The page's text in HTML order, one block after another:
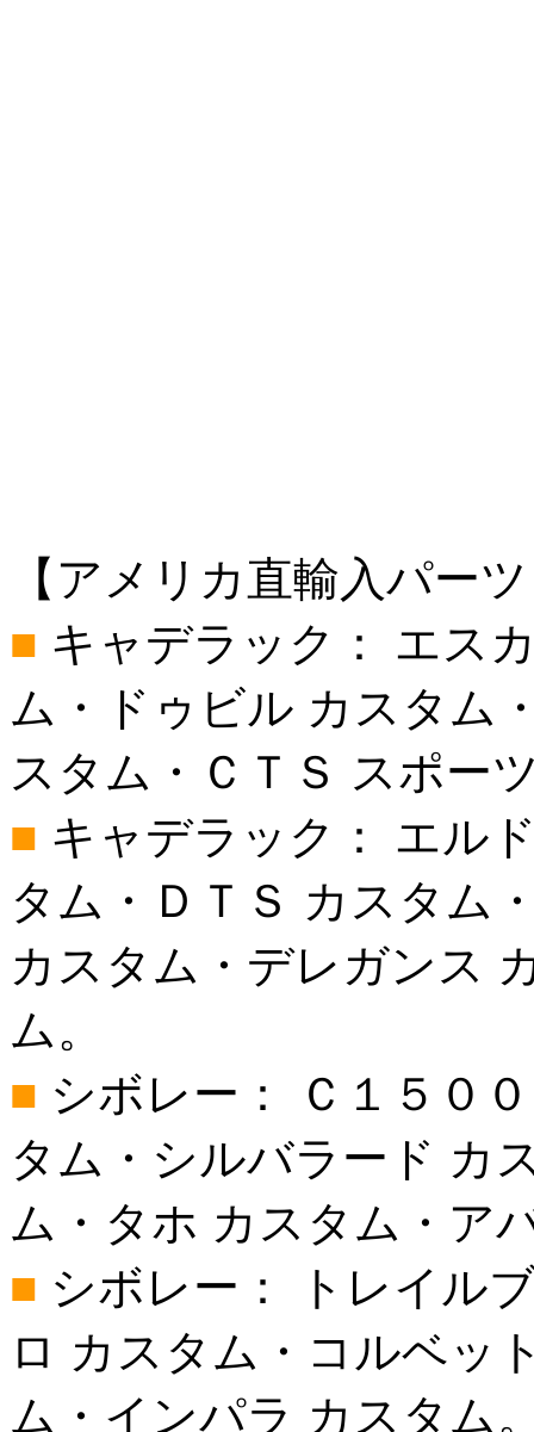
【アメリカ直輸入パー
■ キャデラック： エス
ム・ドゥビル カスタム
スタム・ＣＴＳ スポー
■ キャデラック： エル
タム・ＤＴＳ カスタム
カスタム・デレガンス
ム。
■ シボレー： Ｃ１５０
タム・シルバラード カ
ム・タホ カスタム・ア
■ シボレー： トレイル
ロ カスタム・コルベッ
ム・インパラ カスタム